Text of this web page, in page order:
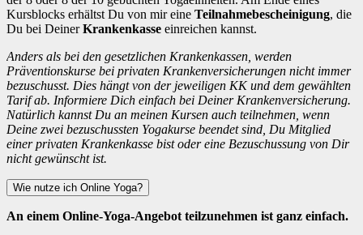
Kursblocks erhältst Du von mir eine Teilnahmebescheinigung, die
Du bei DeinerKrankenkasse einreichen kannst.
Anders als bei den gesetzlichen Krankenkassen, werden
Präventionskurse bei privaten Krankenversicherungen nicht immer
bezuschusst. Dies hängt von der jeweiligen KK und dem gewählten
Tarif ab. Informiere Dich einfach bei Deiner Krankenversicherung.
Natürlich kannst Du an meinen Kursen auch teilnehmen, wenn
Deine zwei bezuschussten Yogakurse beendet sind, Du Mitglied
einer privaten Krankenkasse bist oder eine Bezuschussung von Dir
nicht gewünscht ist.
Wie nutze ich Online Yoga?
An einem Online-Yoga-Angebot teilzunehmen ist ganz einfach.